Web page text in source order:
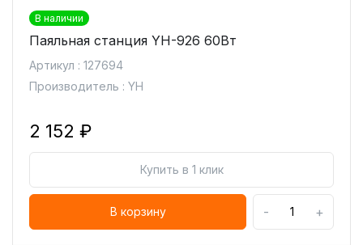
В наличии
Паяльная станция YH-926 60Вт
Артикул : 127694
Производитель : YH
2 152 ₽
Купить в 1 клик
В корзину - +